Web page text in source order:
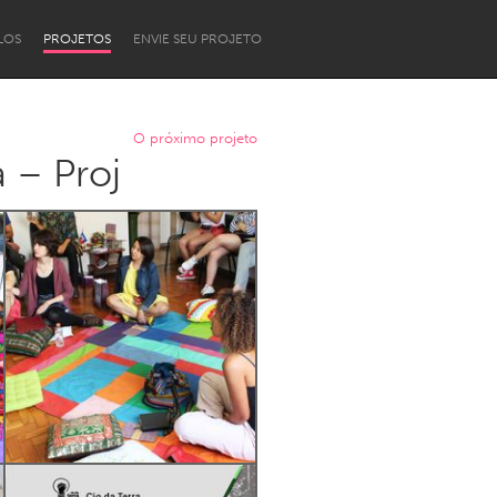
PROJETOS ENVIE SEU PROJETO
Newcastle
O próximo projeto
– Proj